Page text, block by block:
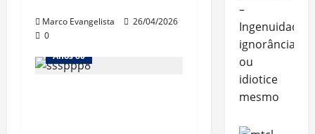
Marco Evangelista
26/04/2026
0
Anos 80
–
Ingenuidade,
ignorância
ou
idiotice
mesmo